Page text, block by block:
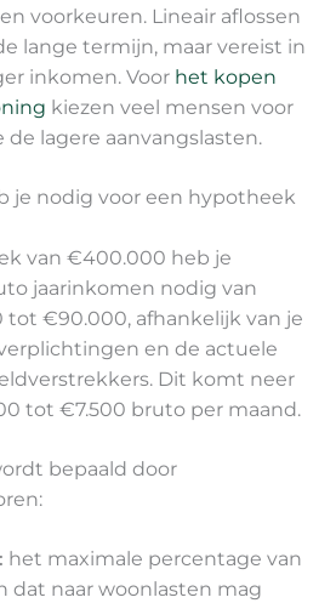
voorkeuren. Lineair aflossen
lange termijn, maar vereist in
inkomen. Voor het kopen
kiezen veel mensen voor
lagere aanvangslasten.
je nodig voor een hypotheek
van €400.000 heb je
jaarinkomen nodig van
€90.000, afhankelijk van je
en de actuele
Dit komt neer
tot €7.500 bruto per maand.
bepaald door
het maximale percentage van
dat naar woonlasten mag